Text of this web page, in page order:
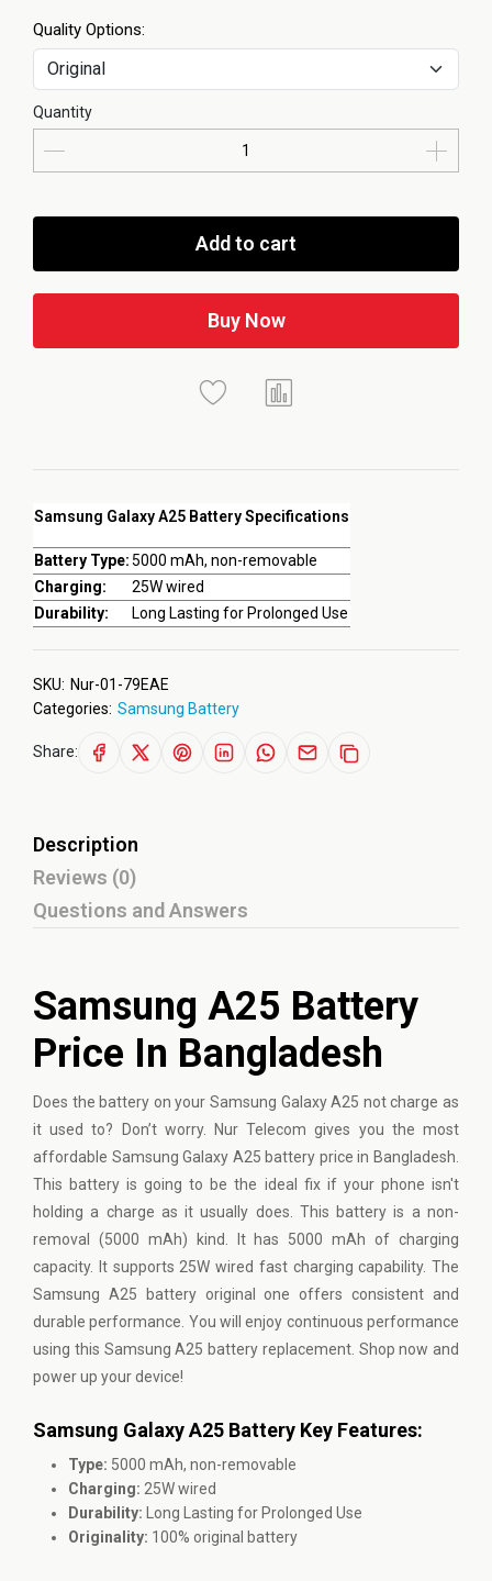
Samsung Galaxy A25 Battery Specifications
Battery Type:5000 mAh, non-removable
Charging:
25W wired
Durability:
Long Lasting for Prolonged Use
Quality Options:
Quantity
Add to cart
Buy Now
SKU: Nur-01-79EAE
Categories: Samsung Battery
Share:
Description
Reviews (0)
Questions and Answers
Samsung A25 Battery
Price In Bangladesh
Does the battery on your Samsung Galaxy A25 not charge as
it used to? Don’t worry. Nur Telecom gives you the most
affordable Samsung Galaxy A25 battery price in Bangladesh.
This battery is going to be the ideal fix if your phone isn't
holding a charge as it usually does. This battery is a non-
removal (5000 mAh) kind. It has 5000 mAh of charging
capacity. It supports 25W wired fast charging capability. The
Samsung A25 battery original one offers consistent and
durable performance. You will enjoy continuous performance
using this Samsung A25 battery replacement. Shop now and
power up your device!
Samsung Galaxy A25 Battery Key Features:
Type: 5000 mAh, non-removable
Charging: 25W wired
Durability: Long Lasting for Prolonged Use
Originality: 100% original battery